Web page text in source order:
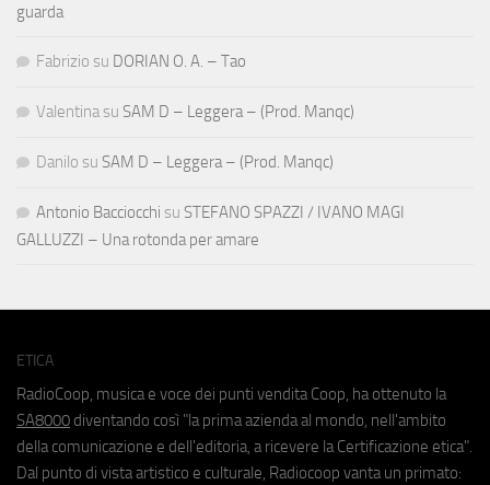
guarda
Fabrizio su DORIAN O. A. – Tao
Valentina su SAM D – Leggera – (Prod. Manqc)
Danilo su SAM D – Leggera – (Prod. Manqc)
Antonio Bacciocchi su STEFANO SPAZZI / IVANO MAGI
GALLUZZI – Una rotonda per amare
ETICA
RadioCoop, musica e voce dei punti vendita Coop, ha ottenuto la
SA8000 diventando così "la prima azienda al mondo, nell'ambito
della comunicazione e dell'editoria, a ricevere la Certificazione etica".
Dal punto di vista artistico e culturale, Radiocoop vanta un primato: